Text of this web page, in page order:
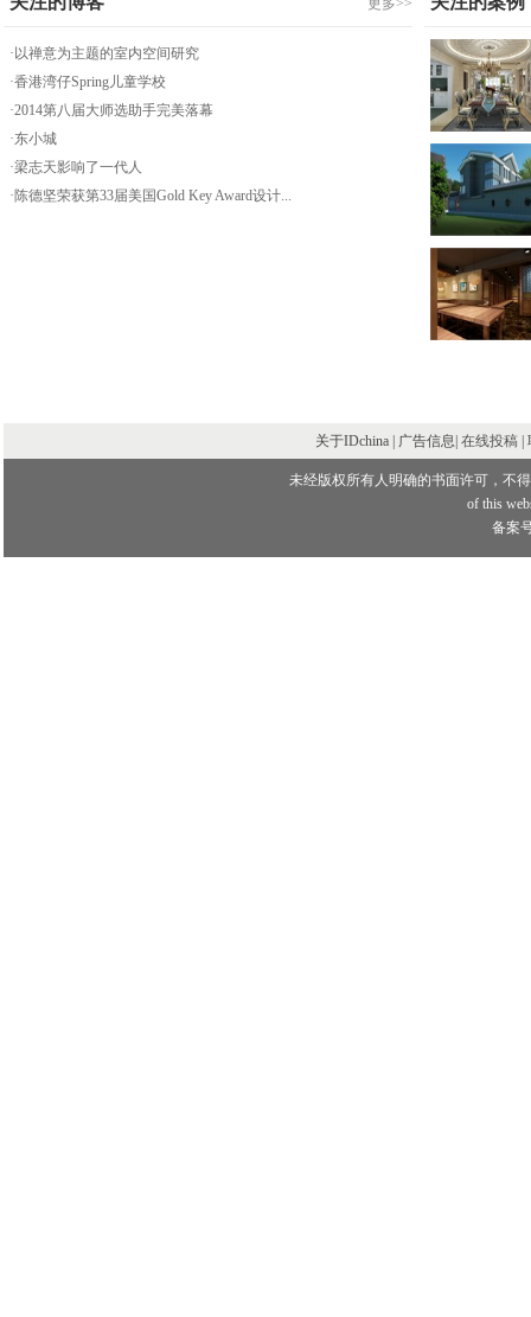
更多>>
·以禅意为主题的室内空间研究
·香港湾仔Spring儿童学校
·2014第八届大师选助手完美落幕
·东小城
·梁志天影响了一代人
·陈德坚荣获第33届美国Gold Key Award设计...
关于IDchina | 广告信息| 在线投稿
未经版权所有人明确的书面许可，不
of this
备案